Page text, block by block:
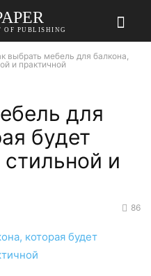
OF PUBLISHING
выбрать мебель для балкона,
и практичной
для
будет
и
86